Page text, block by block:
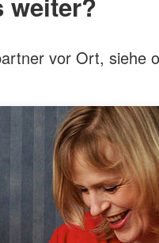
vor Ort, siehe